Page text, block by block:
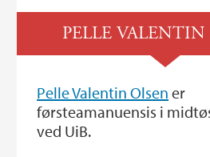
PELLE VALENTIN
Pelle Valentin Olsen er
førsteamanuensis i
ved UiB.